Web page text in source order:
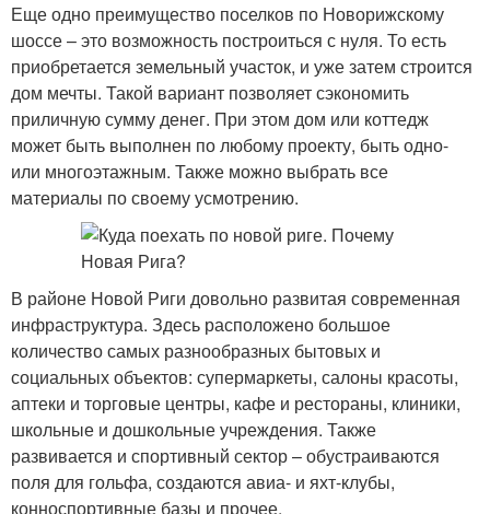
Еще одно преимущество поселков по Новорижскому
шоссе – это возможность построиться с нуля. То есть
приобретается земельный участок, и уже затем строится
дом мечты. Такой вариант позволяет сэкономить
приличную сумму денег. При этом дом или коттедж
может быть выполнен по любому проекту, быть одно-
или многоэтажным. Также можно выбрать все
материалы по своему усмотрению.
В районе Новой Риги довольно развитая современная
инфраструктура. Здесь расположено большое
количество самых разнообразных бытовых и
социальных объектов: супермаркеты, салоны красоты,
аптеки и торговые центры, кафе и рестораны, клиники,
школьные и дошкольные учреждения. Также
развивается и спортивный сектор – обустраиваются
поля для гольфа, создаются авиа- и яхт-клубы,
конноспортивные базы и прочее.